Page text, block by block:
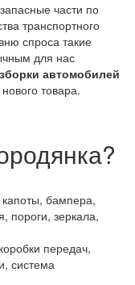
части по
транспортного
спроса такие
для нас
автомобилей
товара.
капоты, бампера,
пороги, зеркала,
передач,
система